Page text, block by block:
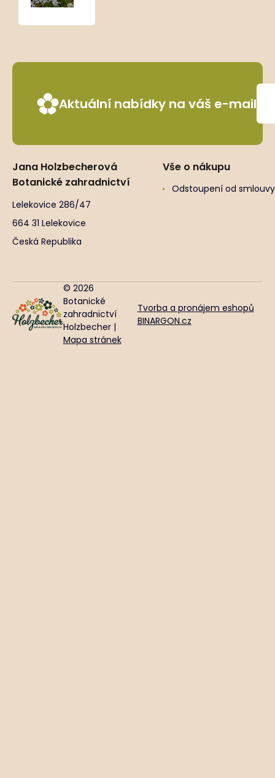
Aktuální nabídky na váš e-mail
Jana Holzbecherová
Botanické zahradnictví
Lelekovice 286/47
664 31 Lelekovice
Česká Republika
Vše o nákupu
Odstoupení od smlouvy
© 2026
Botanické
zahradnictví
Holzbecher |
Mapa stránek
Tvorba a pronájem eshopů
BINARGON.cz